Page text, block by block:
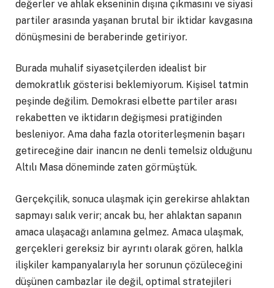
değerler ve ahlak ekseninin dışına çıkmasını ve siyasi
partiler arasında yaşanan brutal bir iktidar kavgasına
dönüşmesini de beraberinde getiriyor.
Burada muhalif siyasetçilerden idealist bir
demokratlık gösterisi beklemiyorum. Kişisel tatmin
peşinde değilim. Demokrasi elbette partiler arası
rekabetten ve iktidarın değişmesi pratiğinden
besleniyor. Ama daha fazla otoriterleşmenin başarı
getireceğine dair inancın ne denli temelsiz olduğunu
Altılı Masa döneminde zaten görmüştük.
Gerçekçilik, sonuca ulaşmak için gerekirse ahlaktan
sapmayı salık verir; ancak bu, her ahlaktan sapanın
amaca ulaşacağı anlamına gelmez. Amaca ulaşmak,
gerçekleri gereksiz bir ayrıntı olarak gören, halkla
ilişkiler kampanyalarıyla her sorunun çözüleceğini
düşünen cambazlar ile değil, optimal stratejileri